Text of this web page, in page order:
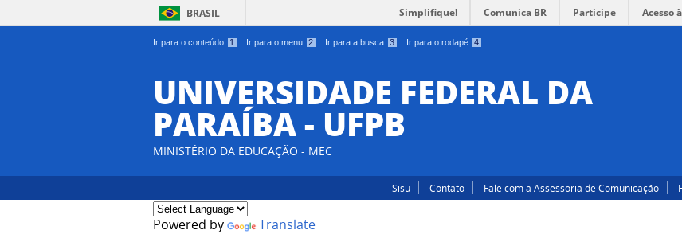
Ir para o conteúdo 1 Ir para o menu 2 Ir para a busca 3 Ir para o rodapé 4
BRASIL Simplifique! Comunica BR Participe Acesso
UNIVERSIDADE FEDERAL DA
PARAÍBA - UFPB
MINISTÉRIO DA EDUCAÇÃO - MEC
Sisu Contato Fale com a Assessoria de Comunicação
Powered by Translate